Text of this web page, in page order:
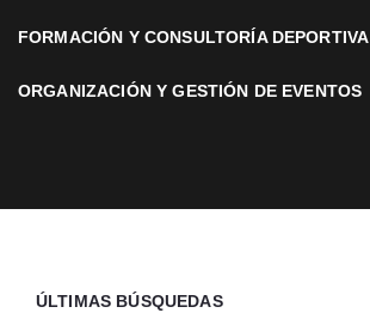
FORMACIÓN Y CONSULTORÍA DEPORTIVA
ORGANIZACIÓN Y GESTIÓN DE EVENTOS
ÚLTIMAS BÚSQUEDAS